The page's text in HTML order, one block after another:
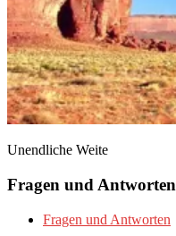
Unendliche Weite
Fragen und Antworten
Fragen und Antworten